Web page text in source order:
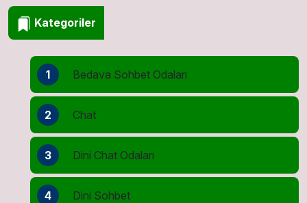
Kategoriler
1 Bedava Sohbet Odaları
2 Chat
3 Dini Chat Odaları
4 Dini Sohbet